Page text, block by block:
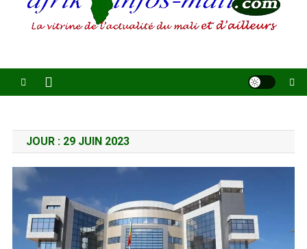
JOUR : 29 JUIN 2023